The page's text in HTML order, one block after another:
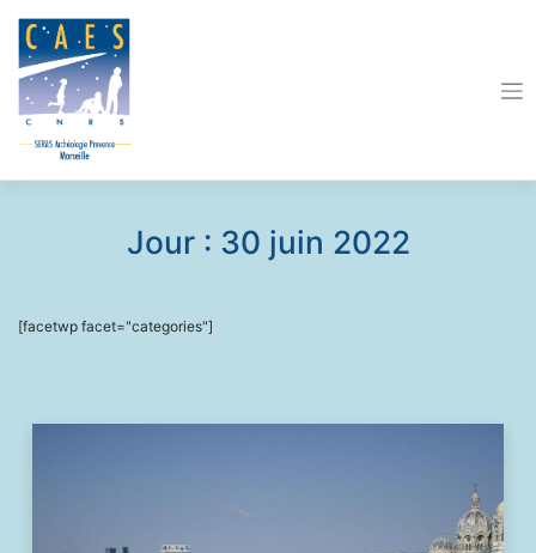
content
Jour : 30 juin 2022
[facetwp facet="categories"]